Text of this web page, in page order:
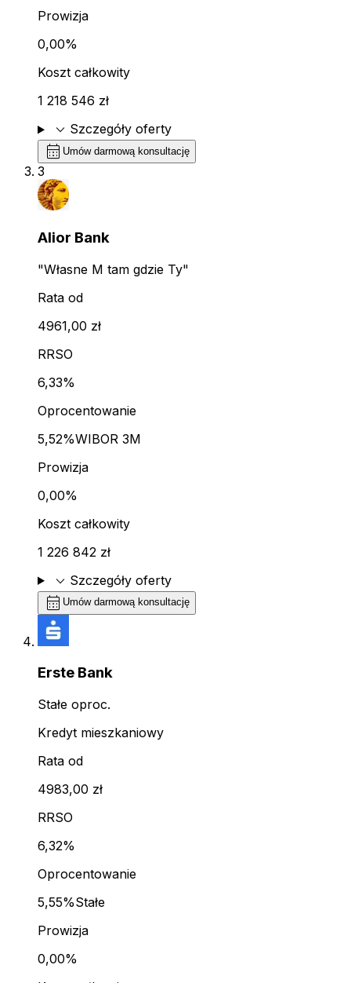
Prowizja
0,00%
Koszt całkowity
1 218 546 zł
expand_more Szczegóły oferty
calendar_month Umów darmową konsultację
3
Alior Bank
"Własne M tam gdzie Ty"
Rata od
4961,00 zł
RRSO
6,33%
Oprocentowanie
5,52%WIBOR 3M
Prowizja
0,00%
Koszt całkowity
1 226 842 zł
expand_more Szczegóły oferty
calendar_month Umów darmową konsultację
Erste Bank
Stałe oproc.
Kredyt mieszkaniowy
Rata od
4983,00 zł
RRSO
6,32%
Oprocentowanie
5,55%Stałe
Prowizja
0,00%